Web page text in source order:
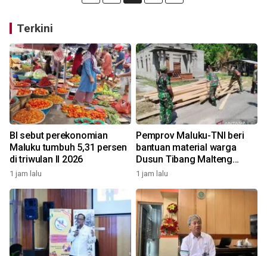
Terkini
BI sebut perekonomian
Maluku tumbuh 5,31 persen
di triwulan II 2026
1 jam lalu
Pemprov Maluku-TNI beri
bantuan material warga
Dusun Tibang Malteng
percepat rehabilitasi
1 jam lalu